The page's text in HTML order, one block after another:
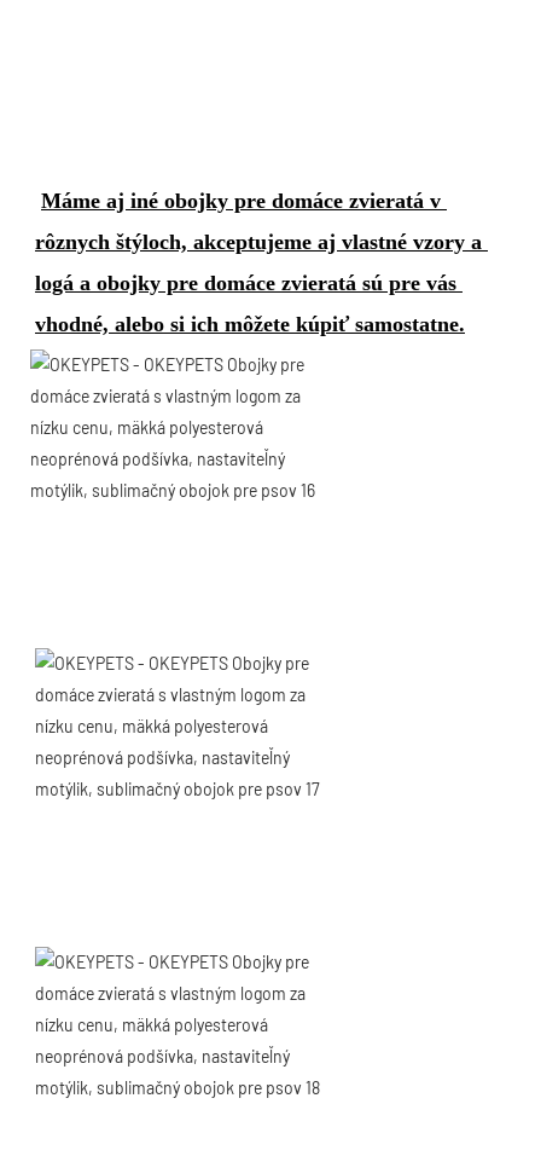
Máme aj iné obojky pre domáce zvieratá v
rôznych štýloch, akceptujeme aj vlastné vzory a
logá a obojky pre domáce zvieratá sú pre vás
vhodné, alebo si ich môžete kúpiť samostatne.